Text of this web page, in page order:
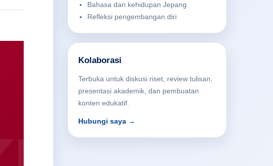
Bahasa dan kehidupan Jepang
Refleksi pengembangan diri
Kolaborasi
Terbuka untuk diskusi riset, review tulisan,
presentasi akademik, dan pembuatan
konten edukatif.
Hubungi saya →